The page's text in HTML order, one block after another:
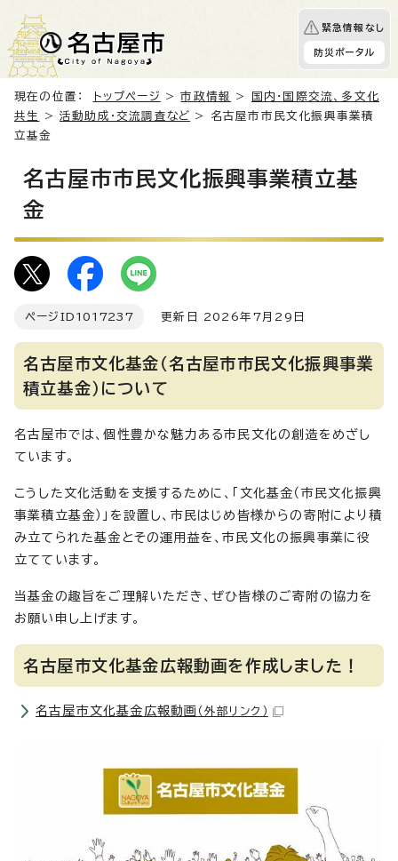
緊急情報なし
防災ポータル
現在の位置： トップページ >市政情報 >
国内・国際交流、多文化
共生
>活動助成・交流調査など > 名古屋市市民文化振興事業積
立基金
名古屋市市民文化振興事業積立基
金
ページID 1017237 更新日 2026年7月29日
名古屋市文化基金（名古屋市市民文化振興事業
積立基金）について
名古屋市では、個性豊かな魅力ある市民文化の創造をめざし
ています。
こうした文化活動を支援するために、「文化基金（市民文化振興
事業積立基金）」を設置し、市民はじめ皆様からの寄附により積
み立てられた基金とその運用益を、市民文化の振興事業に役
立てています。
当基金の趣旨をご理解いただき、ぜひ皆様のご寄附の協力を
お願い申し上げます。
名古屋市文化基金広報動画を作成しました！
名古屋市文化基金広報動画 （外部リンク）